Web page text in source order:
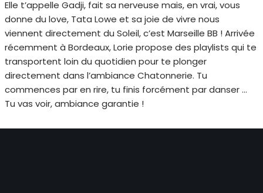
Elle t’appelle Gadji, fait sa nerveuse mais, en vrai, vous
donne du love, Tata Lowe et sa joie de vivre nous
viennent directement du Soleil, c’est Marseille BB ! Arrivée
récemment à Bordeaux, Lorie propose des playlists qui te
transportent loin du quotidien pour te plonger
directement dans l’ambiance Chatonnerie. Tu
commences par en rire, tu finis forcément par danser …
Tu vas voir, ambiance garantie !